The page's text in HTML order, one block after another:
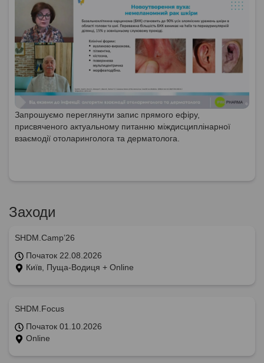
Запрошуємо переглянути запис прямого ефіру,
присвяченого актуальному питанню міждисциплінарної
взаємодії отоларинголога та дерматолога.
Заходи
SHDM.Camp’26
Початок 22.08.2026
Київ, Пуща-Водиця + Online
SHDM.Focus
Початок 01.10.2026
Online